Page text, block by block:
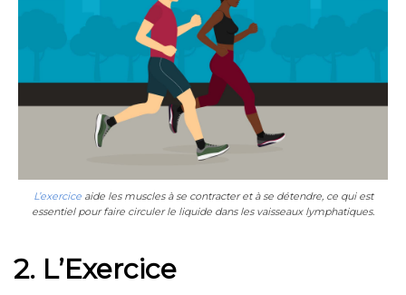
L’exerciceaide les muscles à se contracter et à se détendre, ce qui est
essentiel pour faire circuler le liquide dans les vaisseaux lymphatiques.
2. L’Exercice